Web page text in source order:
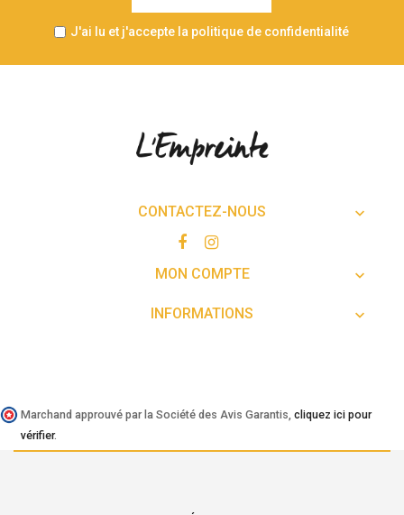
J'ai lu et j'accepte la politique de confidentialité
CONTACTEZ-NOUS 
MON COMPTE 
INFORMATIONS 
Marchand approuvé par la Société des Avis Garantis, cliquez ici pour
vérifier.